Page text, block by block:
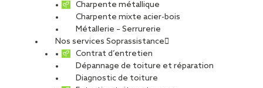
Charpente métallique
Charpente mixte acier-bois
Métallerie – Serrurerie
Nos services Soprassistance
Contrat d’entretien
Dépannage de toiture et réparation
Diagnostic de toiture